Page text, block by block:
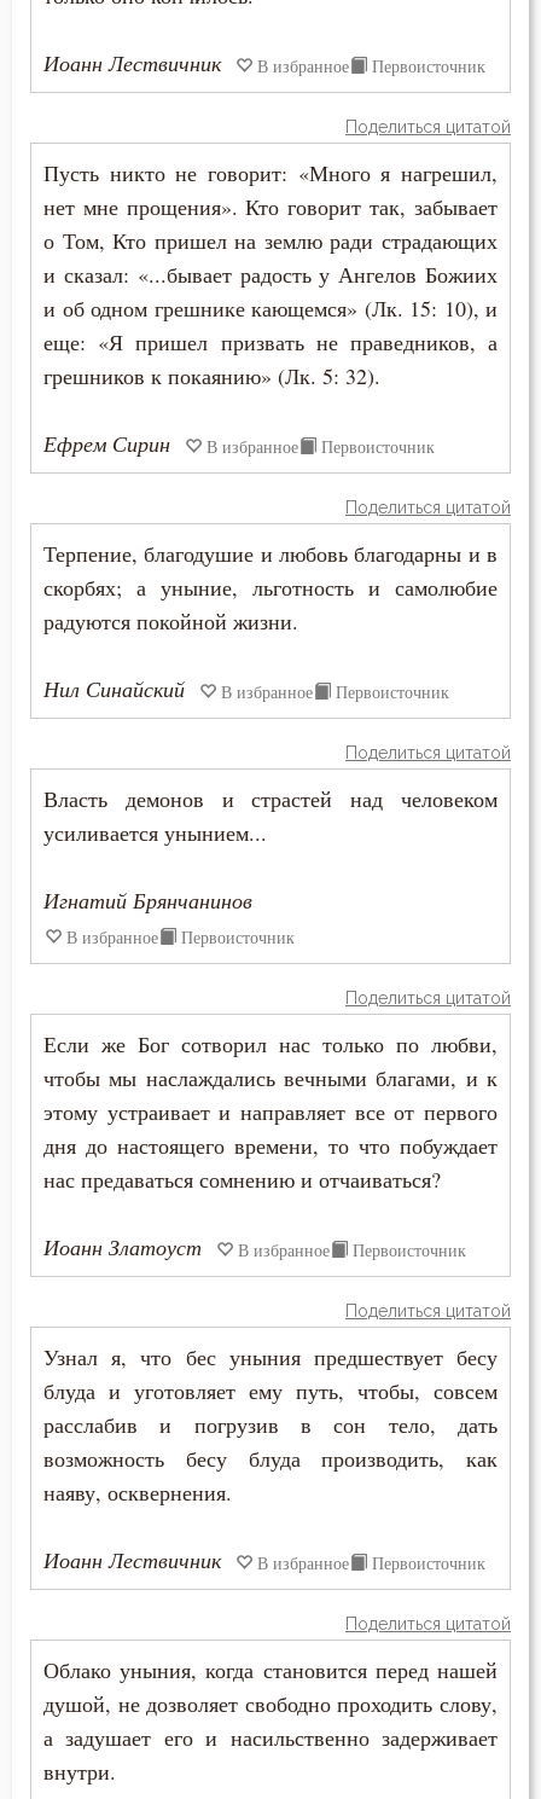
Слезы
Служение Богу
Смертная память
Смерть
Смерть детей
Смех
Смирение
Смысл жизни
Снисхождение
Соблазн
Совесть
Совет
Созерцание
Сокрушение
Сомнение
Состояние души после смерти
Сострадание
Сплетни
Спор
Справедливость
Ссора
Страдание
Страсть
Иоанн Лествичник В избранное Первоисточник
Поделиться цитатой
Пусть никто не говорит: «Много я нагрешил,
нет мне прощения». Кто говорит так, забывает
о Том, Кто пришел на землю ради страдающих
и сказал: «...бывает радость у Ангелов Божиих
и об одном грешнике кающемся» (Лк. 15: 10), и
еще: «Я пришел призвать не праведников, а
грешников к покаянию» (Лк. 5: 32).
Ефрем Сирин В избранное Первоисточник
Поделиться цитатой
Терпение, благодушие и любовь благодарны и в
скорбях; а уныние, льготность и самолюбие
радуются покойной жизни.
Нил Синайский В избранное Первоисточник
Поделиться цитатой
Власть демонов и страстей над человеком
усиливается унынием...
Игнатий Брянчанинов
В избранное Первоисточник
Поделиться цитатой
Если же Бог сотворил нас только по любви,
чтобы мы наслаждались вечными благами, и к
этому устраивает и направляет все от первого
дня до настоящего времени, то что побуждает
нас предаваться сомнению и отчаиваться?
Иоанн Златоуст В избранное Первоисточник
Поделиться цитатой
Узнал я, что бес уныния предшествует бесу
блуда и уготовляет ему путь, чтобы, совсем
расслабив и погрузив в сон тело, дать
возможность бесу блуда производить, как
наяву, осквернения.
Иоанн Лествичник В избранное Первоисточник
Поделиться цитатой
Облако уныния, когда становится перед нашей
душой, не дозволяет свободно проходить слову,
а задушает его и насильственно задерживает
внутри.